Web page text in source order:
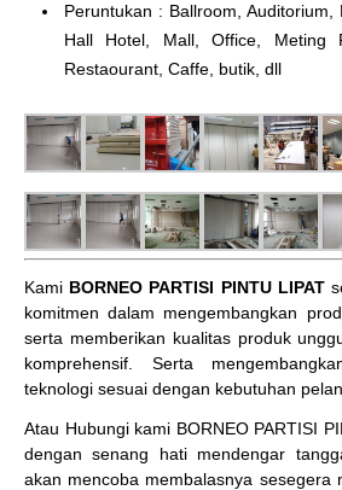
Peruntukan : Ballroom,
Hall Hotel, Mall, Office, Meting
Restaourant, Caffe, butik, dll
Kami BORNEO PARTISI PINTU LIPAT
komitmen dalam mengembangkan
serta memberikan kualitas produk
komprehensif. Serta
teknologi sesuai dengan kebutuhan
Atau Hubungi kami BORNEO PARTISI
dengan senang hati mendengar
akan mencoba membalasnya sesegera